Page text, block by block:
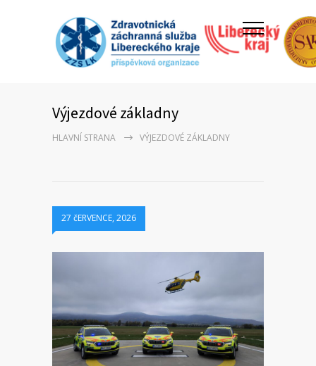
Výjezdové základny
HLAVNÍ STRANA VÝJEZDOVÉ ZÁKLADNY
27 čERVENCE, 2026